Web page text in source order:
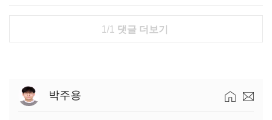
1/1 댓글 더보기
박주용